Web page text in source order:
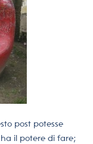
post potesse
il potere di fare;